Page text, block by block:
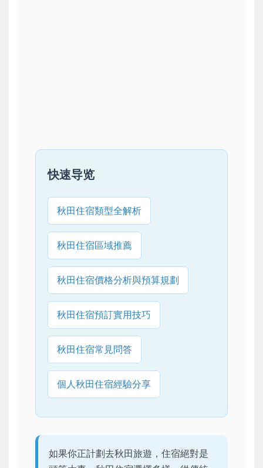
快速导览
秋田住宿類型全解析
秋田住宿區域推薦
秋田住宿價格分析與預算規劃
秋田住宿預訂實用技巧
秋田住宿常見問答
個人秋田住宿經驗分享
如果你正計劃去秋田旅遊，住宿絕對是